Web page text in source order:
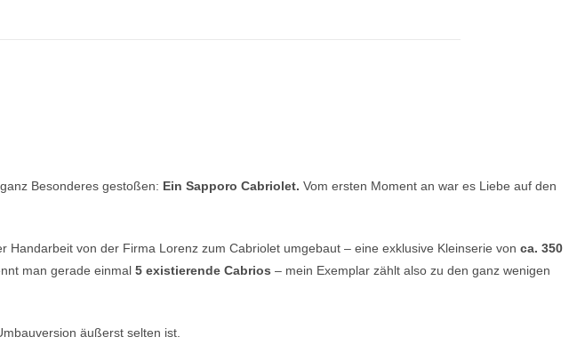
Besonderes gestoßen: Ein Sapporo Cabriolet. Vom ersten Moment an war es Liebe auf den
von der Firma Lorenz zum Cabriolet umgebaut – eine exklusive Kleinserie von ca. 350
man gerade einmal 5 existierende Cabrios – mein Exemplar zählt also zu den ganz wenigen
äußerst selten ist.